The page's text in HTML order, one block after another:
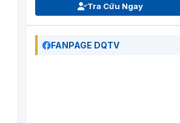
Tra Cứu Ngay
FANPAGE DQTV